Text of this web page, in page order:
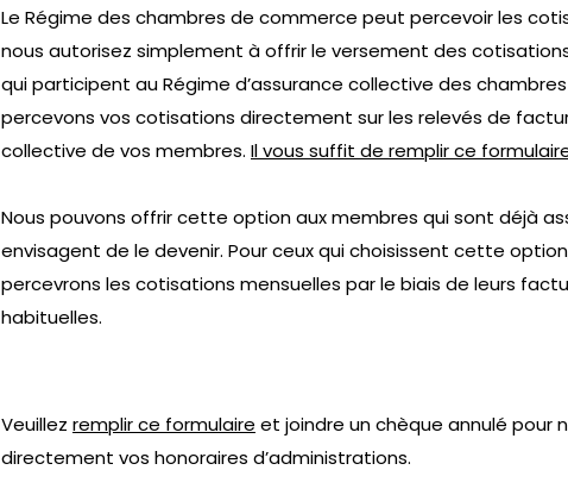
Le Régime des chambres de commerce peut percevoir les
nous autorisez simplement à offrir le versement des
qui participent au Régime d’assurance collective des
percevons vos cotisations directement sur les relevés de
collective de vos membres. Il vous suffit de remplir ce
Nous pouvons offrir cette option aux membres qui sont déjà
envisagent de le devenir. Pour ceux qui choisissent cette
percevrons les cotisations mensuelles par le biais de leurs
habituelles.
Veuillez remplir ce formulaire et joindre un chèque annulé pour
directement vos honoraires d’administrations.